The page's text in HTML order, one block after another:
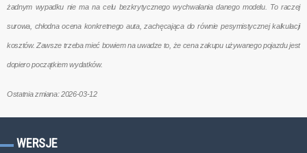
żadnym wypadku nie ma na celu bezkrytycznego wychwalania danego modelu. To raczej
surowa, chłodna ocena konkretnego auta, zachęcająca do równie pesymistycznej kalkulacji
kosztów. Zawsze trzeba mieć bowiem na uwadze to, że cena zakupu używanego pojazdu jest
dopiero początkiem wydatków.
Ostatnia zmiana: 2026-03-12
WERSJE